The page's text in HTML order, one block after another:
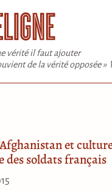
vérité il faut ajouter
de la vérité opposée »
et
des soldats français